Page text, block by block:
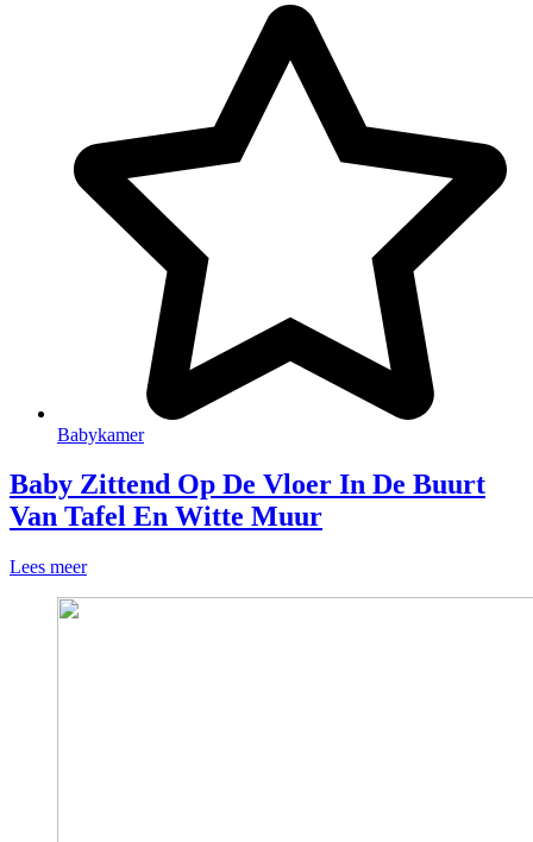
Babykamer
Baby Zittend Op De Vloer In De Buurt
Van Tafel En Witte Muur
Lees meer